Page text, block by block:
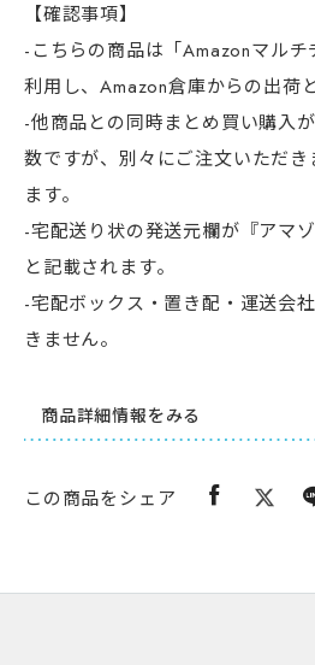
【確認事項】
-こちらの商品は「Amazonマル
利用し、Amazon倉庫からの出荷
-他商品との同時まとめ買い購入
数ですが、別々にご注文いただ
ます。
-宅配送り状の発送元欄が『アマ
と記載されます。
-宅配ボックス・置き配・運送会
きません。
商品詳細情報をみる
この商品をシェア